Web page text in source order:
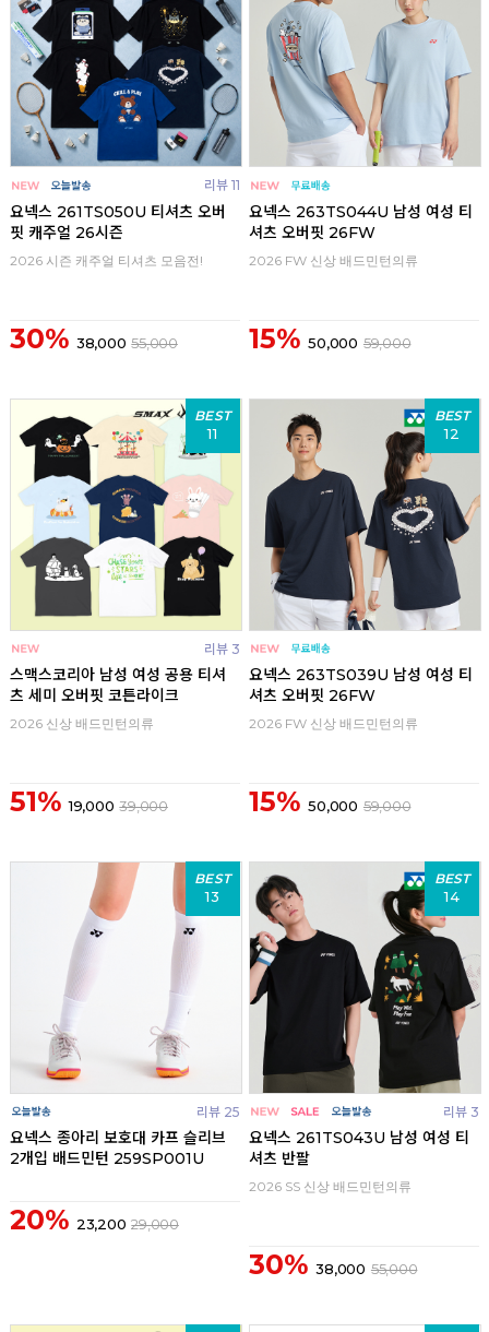
리뷰 11
요넥스 261TS050U 티셔츠 오버
핏 캐주얼 26시즌
2026 시즌 캐주얼 티셔츠 모음전!
30% 38,000 55,000
요넥스 263TS044U 남성 여성 티
셔츠 오버핏 26FW
2026 FW 신상 배드민턴의류
15% 50,000 59,000
BEST
11
리뷰 3
스맥스코리아 남성 여성 공용 티셔
츠 세미 오버핏 코튼라이크
2026 신상 배드민턴의류
51% 19,000 39,000
BEST
12
요넥스 263TS039U 남성 여성 티
셔츠 오버핏 26FW
2026 FW 신상 배드민턴의류
15% 50,000 59,000
BEST
13
리뷰 25
요넥스 종아리 보호대 카프 슬리브
2개입 배드민턴 259SP001U
20% 23,200 29,000
BEST
14
리뷰 3
요넥스 261TS043U 남성 여성 티
셔츠 반팔
2026 SS 신상 배드민턴의류
30% 38,000 55,000